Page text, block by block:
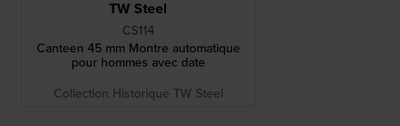
TW Steel
CS114
Canteen 45 mm Montre automatique
pour hommes avec date
Collection Historique TW Steel